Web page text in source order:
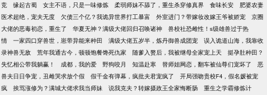
竞
缘起古蜀 女主不语，只是一味修炼 柔弱师妹不舔了，重生杀穿修真界 食味长安
肥婆农妻
医术超绝，宠夫无度
欠债三个亿？我诡异世界打工暴富 外室进门？带嫁妆改嫁王爷被娇宠
京圈
大佬的恶毒初恋，重生了
华夏无神？满级大佬回归召唤诸神
兽校社恐雌性！s级雄兽过于热
情
一家四口穿兽世，崽带异能来种田 满级大佬五岁半，炼丹御兽成团宠
误入诡道山海，我靠收
录神兽无敌
荒年我通古今，顿顿饱餐馋死仇家 随爹入赘后，我被继母全家宠上天
挺孕肚种田？
失忆相公带我躺赢！
成都，我的爱 野狗咬月 知温赴寒 替师姐网恋，翻车被仙尊们宠坏了
恶
兽夫日日争宠，丑雌哭求放个假
假千金有弹幕，疯批夫君宠疯了
开局强吻贵校F4，假名媛被宠
疯
挨骂涨修为？满城大佬求我当师妹 说我克夫？转嫁摄政王全家悔断肠
重生之学霸修炼计